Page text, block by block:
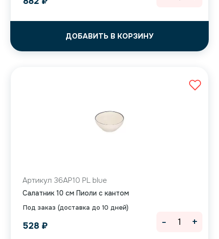
ДОБАВИТЬ В КОРЗИНУ
Под заказ (доставка до 10 дней)
Артикул 36AP10 PL blue
Салатник 10 см Пиоли с кантом
528 ₽ - +